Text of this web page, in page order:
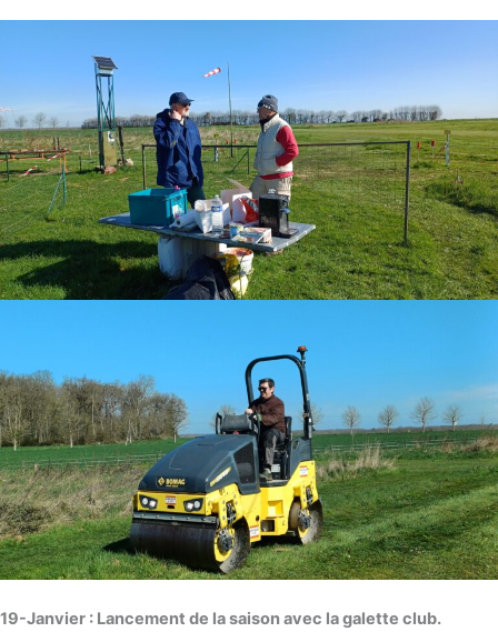
19-Janvier : Lancement de la saison avec la galette club.